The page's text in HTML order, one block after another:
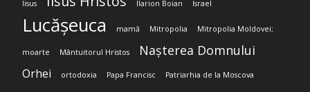
Iisus Ilarion Boian Israel
Lucășeuca mamă Mitropolia Mitropolia Moldovei;
moarte Mântuitorul Hristos Nașterea Domnului
Orhei ortodoxia Papa Francisc Patriarhia de la Moscova